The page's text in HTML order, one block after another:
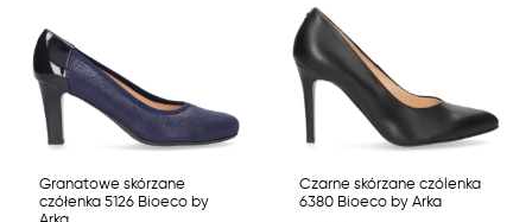
Granatowe skórzane
czółenka 5126 Bioeco by
Czarne skórzane czólenka
6380 Bioeco by Arka